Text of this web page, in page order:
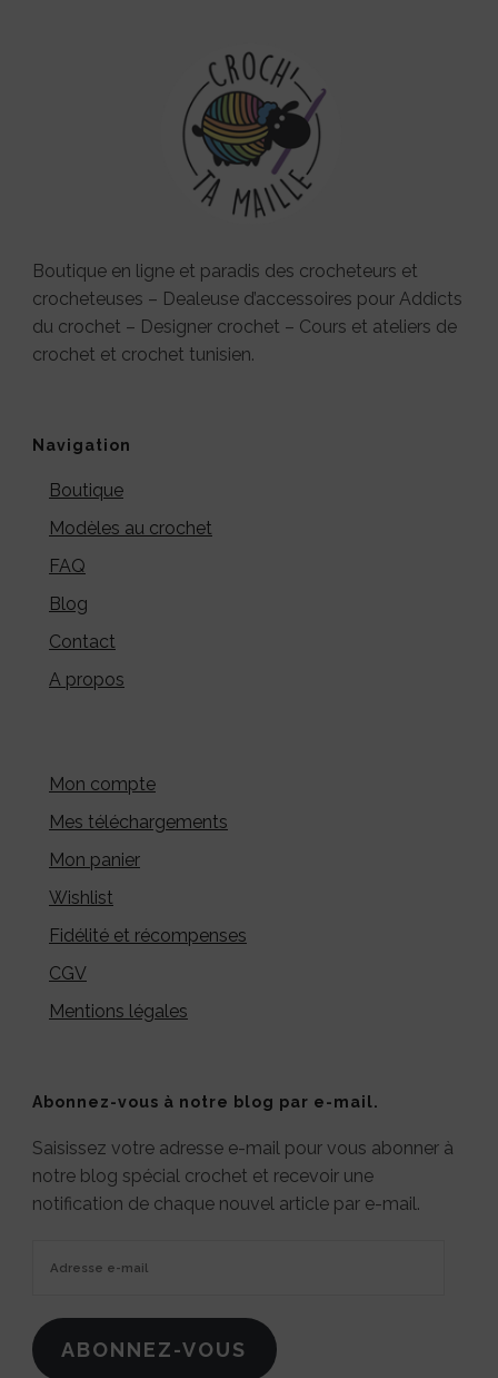
Boutique en ligne et paradis des crocheteurs et
crocheteuses – Dealeuse d’accessoires pour Addicts
du crochet – Designer crochet – Cours et ateliers de
crochet et crochet tunisien.
Navigation
Boutique
Modèles au crochet
FAQ
Blog
Contact
A propos
Mon compte
Mes téléchargements
Mon panier
Wishlist
Fidélité et récompenses
CGV
Mentions légales
Abonnez-vous à notre blog par e-mail.
Saisissez votre adresse e-mail pour vous abonner à
notre blog spécial crochet et recevoir une
notification de chaque nouvel article par e-mail.
ABONNEZ-VOUS